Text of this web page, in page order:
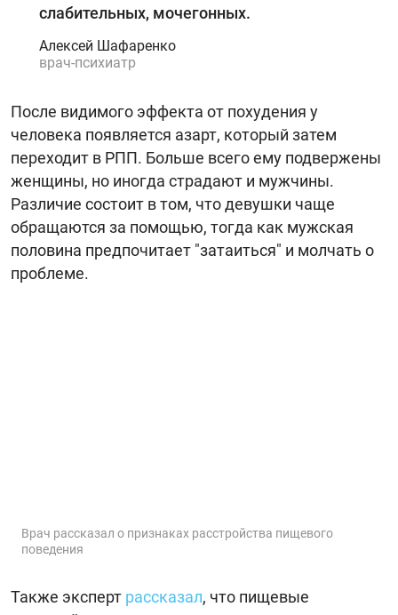
слабительных, мочегонных.
Алексей Шафаренко
врач-психиатр
После видимого эффекта от похудения у
человека появляется азарт, который затем
переходит в РПП. Больше всего ему подвержены
женщины, но иногда страдают и мужчины.
Различие состоит в том, что девушки чаще
обращаются за помощью, тогда как мужская
половина предпочитает "затаиться" и молчать о
проблеме.
Врач рассказал о признаках расстройства пищевого
поведения
Также эксперт рассказал, что пищевые